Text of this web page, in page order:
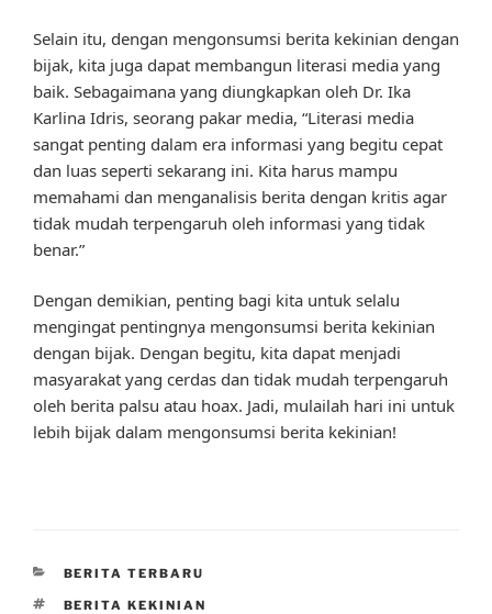
Selain itu, dengan mengonsumsi berita kekinian dengan
bijak, kita juga dapat membangun literasi media yang
baik. Sebagaimana yang diungkapkan oleh Dr. Ika
Karlina Idris, seorang pakar media, “Literasi media
sangat penting dalam era informasi yang begitu cepat
dan luas seperti sekarang ini. Kita harus mampu
memahami dan menganalisis berita dengan kritis agar
tidak mudah terpengaruh oleh informasi yang tidak
benar.”
Dengan demikian, penting bagi kita untuk selalu
mengingat pentingnya mengonsumsi berita kekinian
dengan bijak. Dengan begitu, kita dapat menjadi
masyarakat yang cerdas dan tidak mudah terpengaruh
oleh berita palsu atau hoax. Jadi, mulailah hari ini untuk
lebih bijak dalam mengonsumsi berita kekinian!
CATEGORIES
BERITA TERBARU
TAGS
BERITA KEKINIAN